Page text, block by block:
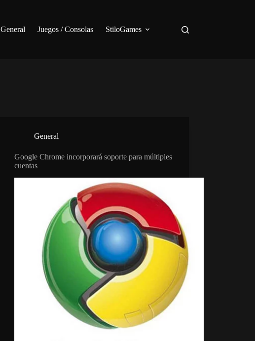
General
Juegos / Consolas StiloGames
General
Google Chrome incorporará soporte para múltiples
cuentas